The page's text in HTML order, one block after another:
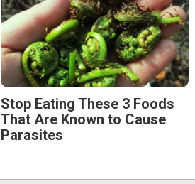
Stop Eating These 3 Foods
That Are Known to Cause
Parasites